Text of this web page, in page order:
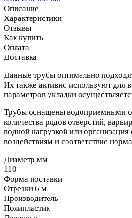
Описание
Характеристики
Отзывы
Как купить
Оплата
Доставка
Данные трубы оптимально
Их также активно используют для
параметров укладки
Трубы оснащены водоприемными
количества рядов отверстий,
водной нагрузкой или
воздействиям и соответствие
Диаметр мм
110
Форма поставки
Отрезки 6 м
Производитель
Полипластик